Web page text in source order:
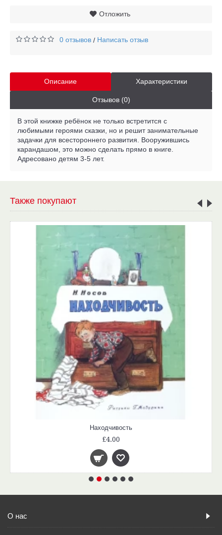
Отложить
0 отзывов / Написать отзыв
Описание Характеристики
Отзывов (0)
В этой книжке ребёнок не только встретится с
любимыми героями сказки, но и решит занимательные
задачки для всестороннего развития. Вооружившись
карандашом, это можно сделать прямо в книге.
Адресовано детям 3-5 лет.
Также покупают
Находчивость
£4.00
О нас